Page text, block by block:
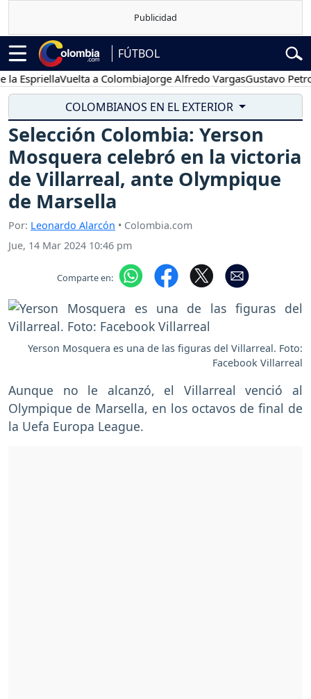
FÚTBOL
Vuelta a ColombiaJorge Alfredo VargasGustavo Petro
COLOMBIANOS EN EL EXTERIOR
Selección Colombia: Yerson
Mosquera celebró en la victoria
de Villarreal, ante Olympique
de Marsella
Por: Leonardo Alarcón • Colombia.com
Jue, 14 Mar 2024 10:46 pm
Comparte en:
Yerson Mosquera es una de las figuras del Villarreal. Foto:
Facebook Villarreal
Aunque no le alcanzó, el Villarreal venció al
Olympique de Marsella, en los octavos de final de
la Uefa Europa League.